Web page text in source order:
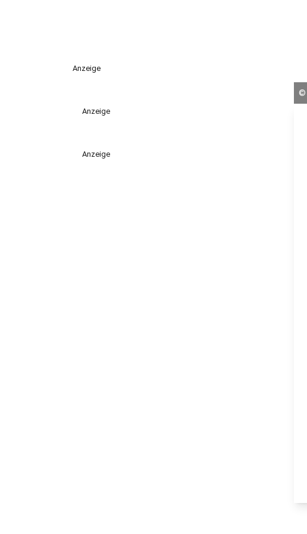
Anzeige
Anzeige
Anzeige
©